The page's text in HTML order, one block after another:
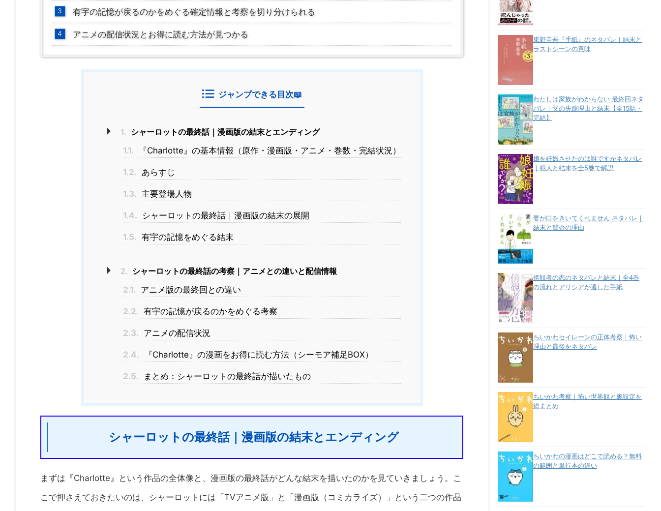
有宇の記憶が戻るのかをめぐる確定情報と考察を切り分けられる
アニメの配信状況とお得に読む方法が見つかる
ジャンプできる目次📖
1. シャーロットの最終話｜漫画版の結末とエンディング
1.1.
『Charlotte』の基本情報（原作・漫画版・アニメ・巻数・完結状況）
1.2. あらすじ
1.3. 主要登場人物
1.4. シャーロットの最終話｜漫画版の結末の展開
1.5. 有宇の記憶をめぐる結末
2. シャーロットの最終話の考察｜アニメとの違いと配信情報
2.1. アニメ版の最終回との違い
2.2. 有宇の記憶が戻るのかをめぐる考察
2.3. アニメの配信状況
2.4. 『Charlotte』の漫画をお得に読む方法（シーモア補足BOX）
2.5. まとめ：シャーロットの最終話が描いたもの
シャーロットの最終話｜漫画版の結末とエンディング
まずは『Charlotte』という作品の全体像と、漫画版の最終話がどんな結末を描いたのかを見ていきましょう。こ
こで押さえておきたいのは、シャーロットには「TVアニメ版」と「漫画版（コミカライズ）」という二つの作品
東野圭吾『手紙』のネタバレ｜結末と
ラストシーンの意味
わたしは家族がわからない 最終回ネタ
バレ｜父の失踪理由と結末【全15話・
完結】
娘を妊娠させたのは誰ですかネタバレ
｜犯人と結末を全5巻で解説
妻が口をきいてくれません ネタバレ｜
結末と賛否の理由
傍観者の恋のネタバレと結末｜全4巻
の流れとアリシアが遺した手紙
ちいかわセイレーンの正体考察｜怖い
理由と最後をネタバレ
ちいかわ考察｜怖い世界観と裏設定を
総まとめ
ちいかわの漫画はどこで読める？無料
の範囲と単行本の違い